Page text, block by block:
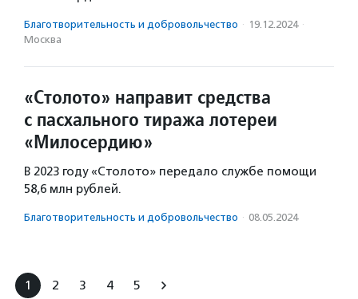
Благотвори­тель­ность и доброволь­чест­во · 19.12.2024 ·
Москва
«Столото» направит средства
с пасхального тиража лотереи
«Милосердию»
В 2023 году «Столото» передало службе помощи
58,6 млн рублей.
Благотвори­тель­ность и доброволь­чест­во · 08.05.2024
1 2 3 4 5